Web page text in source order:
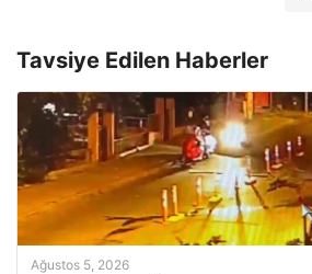
Tavsiye Edilen Haberler
Ağustos 5, 2026